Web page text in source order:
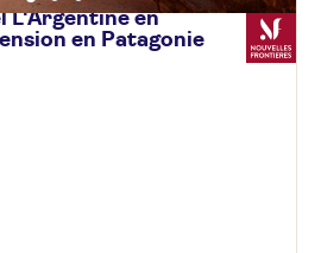
L'Argentine en
en Patagonie